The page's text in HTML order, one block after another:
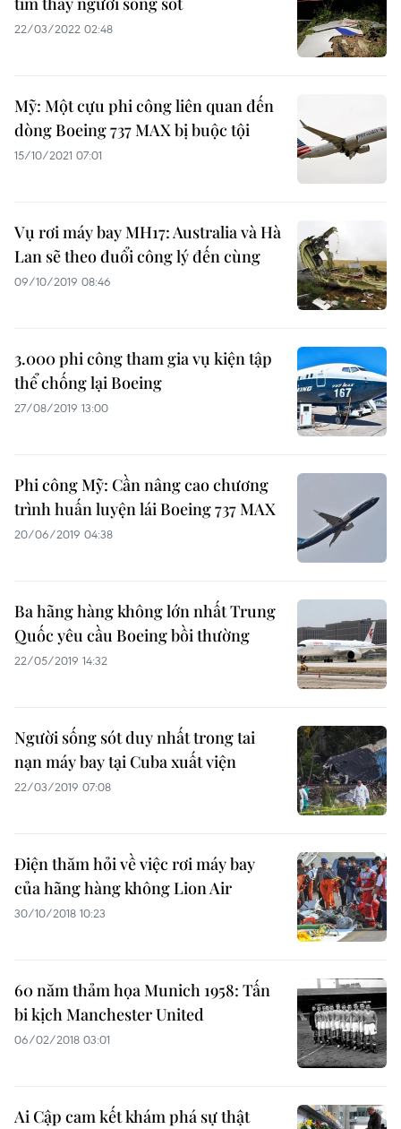
22/03/2022 02:48
Mỹ: Một cựu phi công liên quan đến
dòng Boeing 737 MAX bị buộc tội
15/10/2021 07:01
Vụ rơi máy bay MH17: Australia và Hà
Lan sẽ theo đuổi công lý đến cùng
09/10/2019 08:46
3.000 phi công tham gia vụ kiện tập
thể chống lại Boeing
27/08/2019 13:00
Phi công Mỹ: Cần nâng cao chương
trình huấn luyện lái Boeing 737 MAX
20/06/2019 04:38
Ba hãng hàng không lớn nhất Trung
Quốc yêu cầu Boeing bồi thường
22/05/2019 14:32
Người sống sót duy nhất trong tai
nạn máy bay tại Cuba xuất viện
22/03/2019 07:08
Điện thăm hỏi về việc rơi máy bay
của hãng hàng không Lion Air
30/10/2018 10:23
60 năm thảm họa Munich 1958: Tấn
bi kịch Manchester United
06/02/2018 03:01
Ai Cập cam kết khám phá sự thật